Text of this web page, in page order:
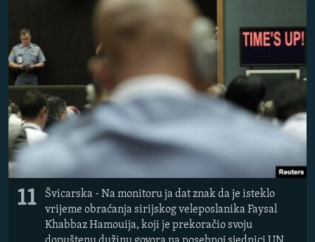
11
Švicarska - Na monitoru ja dat znak da je isteklo
vrijeme obraćanja sirijskog veleposlanika Faysal
Khabbaz Hamouija, koji je prekoračio svoju